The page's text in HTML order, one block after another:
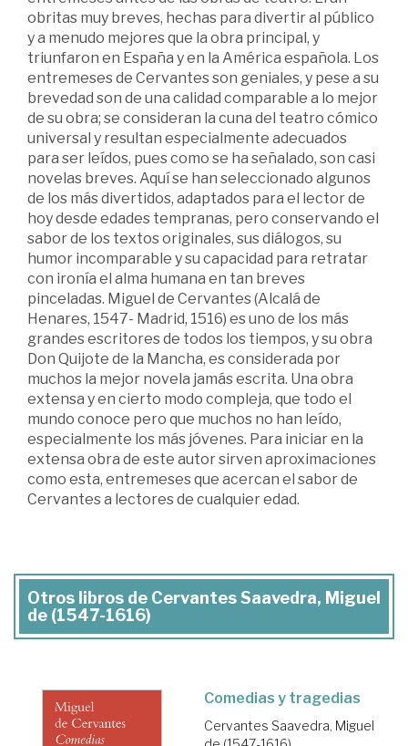
obritas muy breves, hechas para divertir al público
y a menudo mejores que la obra principal, y
triunfaron en España y en la América española. Los
entremeses de Cervantes son geniales, y pese a su
brevedad son de una calidad comparable a lo mejor
de su obra; se consideran la cuna del teatro cómico
universal y resultan especialmente adecuados
para ser leídos, pues como se ha señalado, son casi
novelas breves. Aquí se han seleccionado algunos
de los más divertidos, adaptados para el lector de
hoy desde edades tempranas, pero conservando el
sabor de los textos originales, sus diálogos, su
humor incomparable y su capacidad para retratar
con ironía el alma humana en tan breves
pinceladas. Miguel de Cervantes (Alcalá de
Henares, 1547- Madrid, 1516) es uno de los más
grandes escritores de todos los tiempos, y su obra
Don Quijote de la Mancha, es considerada por
muchos la mejor novela jamás escrita. Una obra
extensa y en cierto modo compleja, que todo el
mundo conoce pero que muchos no han leído,
especialmente los más jóvenes. Para iniciar en la
extensa obra de este autor sirven aproximaciones
como esta, entremeses que acercan el sabor de
Cervantes a lectores de cualquier edad.
Otros libros de Cervantes Saavedra, Miguel
de (1547-1616)
Comedias y tragedias
Cervantes Saavedra, Miguel